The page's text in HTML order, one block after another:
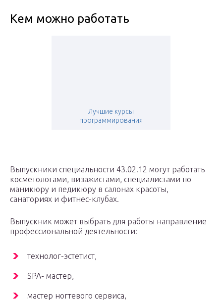
Кем можно работать
Лучшие курсы
программирования
Выпускники специальности 43.02.12 могут работать
косметологами, визажистами, специалистами по
маникюру и педикюру в салонах красоты,
санаториях и фитнес-клубах.
Выпускник может выбрать для работы направление
профессиональной деятельности:
технолог-эстетист,
SPA- мастер,
мастер ногтевого сервиса,